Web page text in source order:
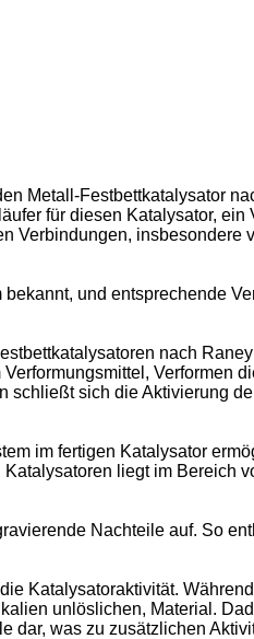
Metall-Festbettkatalysator
für diesen Katalysator,
insbesondere
und entsprechende
nach
Verformen
sich die Aktivierung
im fertigen Katalysator
liegt im Bereich
Nachteile auf. So
Katalysatoraktivität.
unlöslichen, Material.
dar, was zu zusätzlichen